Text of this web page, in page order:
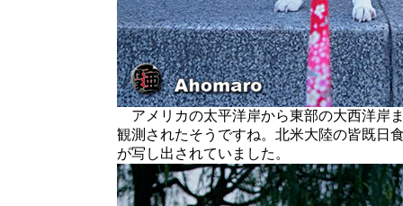
アメリカの太平洋岸から東部の大西洋岸
観測されたそうですね。北米大陸の皆既日
が写し出されていました。